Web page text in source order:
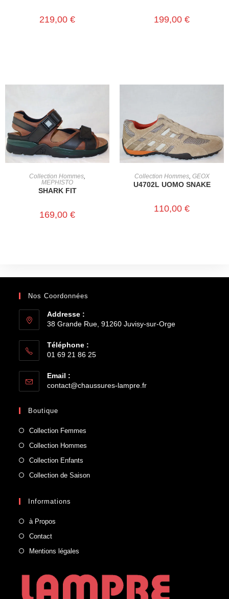
219,00 € 199,00 €
CHOIX DES OPTIONS
Collection Hommes
MEPHISTO
SHARK FIT
169,00 €
CHOIX DES OPTIONS
Collection Hommes, GEOX
U4702L UOMO SNAKE
110,00 €
Nos Coordonnées
Addresse :
38 Grande Rue, 91260 Juvisy-sur-Orge
Téléphone :
01 69 21 86 25
Email :
contact@chaussures-lampre.fr
Boutique
Collection Femmes
Collection Hommes
Collection Enfants
Collection de Saison
Informations
à Propos
Contact
Mentions légales